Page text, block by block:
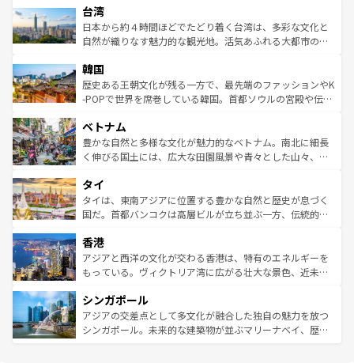
情報は
人々、おいしいローカルフードやハワイアンミュージッ
ク、伝統的なフラダンスなど、すべてがハワイの魅力を彩
っている。訪れるたびに新しい発見と感動が待っているハ
はコンテンツ一覧
リアリーフや大陸中央部にそびえるウルル（エアーズロッ
ク）、タスマニアの美しい原生林やケアンズの熱帯雨林な
ど、見どころがたくさん。また、カフェやワイン、オージ
いる。アクティビティも充実しており、サーフィンやダイ
ビング、ハイキングなど、アウトドア好きにはたまらな
い。オーストラリアの多彩な魅力を存分に味わいつくそ
参照してほしい。
台湾
日本から約４時間ほどでたどり着く台湾は、多彩な文化と
自然が織りなす魅力的な観光地。活気あふれる大都市の台
ン）、静ひつな山岳地帯である台湾東部など、都市の喧騒
と山間の静けさが共存しており、訪れる人に新しい発見と
驚きをもたらしてくれる。また、奥深い台湾の食文化も魅
容にもいいと評判のスイーツなど、バラエティ豊かな料理
が味わえる。 なお、新着の台湾情報は コンテンツ一覧を参
照してほしい。
韓国
歴史ある王朝文化が残る一方で、最先端のファッションやK
-POPで世界を席巻している韓国。首都ソウルの宮殿や伝統
き、地方に足を延ばせば四季折々の自然美を楽しむことが
できる。そして、キムチや焼肉、絶品のストリートフード
まで、さまざまな韓国料理が待っている。夜には、韓国な
リティに包まれながら、韓国の多彩な魅力を心ゆくまで味
わってみてほしい。 なお、新着の韓国情報はコンテンツ一
覧を参照してほしい。
ベトナム
豊かな自然と多様な文化が魅力的なベトナム。南北に細長
く伸びる国土には、広大な田園風景や青々とした山々、世
急速な発展と共に伝統が息づく。ハノイの古い町並みやホ
ーチミン市のフランス統治時代の建物も、独特の雰囲気を
醸し出している。また、バラエティの豊かさとおいしさで
とつ。フォーやバインミー、ベトナムコーヒーなどは、ぜ
ひ現地で味わいたい。どの地域を訪れてもあたたかい人々
が旅行者を迎えてくれるので、きっと忘れられない旅にな
参照してほしい。
タイ
タイは、東南アジアに位置する豊かな自然と歴史が息づく
国だ。首都バンコクは高層ビルが立ち並ぶ一方、伝統的な
の活気が交差している。北部ではチェンマイなどの山岳地
帯で自然と触れ合い、南部ではプーケットやクラビの美し
いビーチでリゾート気分を楽しむことができる。タイ料理
激する。気候は一年中温暖で、どの季節にも異なる楽しみ
が待っている。親しみやすいタイの人々、仏教を中心とし
た文化、そして多様な観光資源が、訪れる旅人を魅了し続
香港
アジアと西洋の文化が交わる香港は、特有のエネルギーを
もっている。ヴィクトリア湾に広がる壮大な景色、近未来
み、どこを訪れても感動するはず。観光スポットが密集し
ており、効率よく見どころを回れるのも魅力。息をのむよ
うな絶景から文化的な体験まで、香港を存分に楽しみ尽く
シンガポール
アジアの交差点として多文化が融合した独自の魅力を放つ
シンガポール。未来的な建築物が並ぶマリーナベイ、歴史